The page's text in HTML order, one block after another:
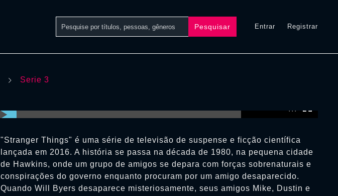
Pesquisar Entrar Registrar
Serie 3
"Stranger Things" é uma série de televisão de suspense e ficção científica
lançada em 2016. A história se passa na década de 1980, na pequena cidade
de Hawkins, onde um grupo de amigos se depara com forças sobrenaturais e
conspirações do governo enquanto procuram por um amigo desaparecido.
Quando Will Byers desaparece misteriosamente, seus amigos Mike, Dustin e